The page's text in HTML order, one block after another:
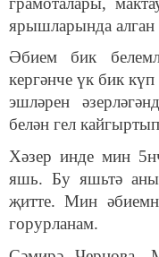
ярышларында алган
Әбием бик
кергәнче үк бик
эшләрен
белән гел
Хәзер инде мин
яшь. Бу яшьтә аны
җитте. Мин
горурланам.